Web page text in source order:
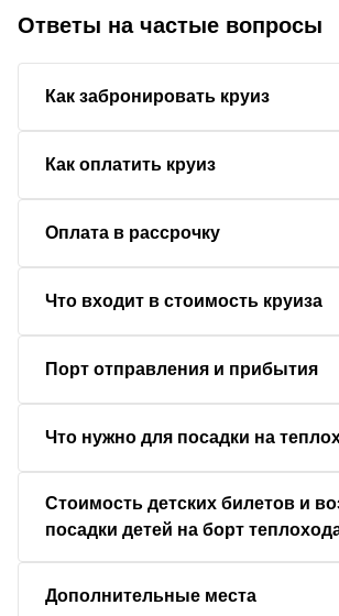
Ответы на частые вопросы
Как забронировать круиз
Как оплатить круиз
Оплата в рассрочку
Что входит в стоимость круиза
Порт отправления и прибытия
Что нужно для посадки на
Стоимость детских билетов и
посадки детей на борт
Дополнительные места